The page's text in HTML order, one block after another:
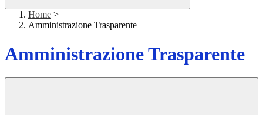
Home >
Amministrazione Trasparente
Amministrazione Trasparente